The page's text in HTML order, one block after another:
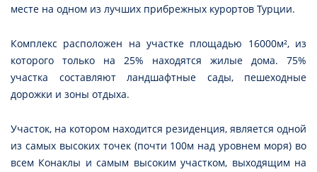
месте на одном из лучших прибрежных курортов Турции.
Комплекс расположен на участке площадью 16000м², из
которого только на 25% находятся жилые дома. 75%
участка составляют ландшафтные сады, пешеходные
дорожки и зоны отдыха.
Участок, на котором находится резиденция, является одной
из самых высоких точек (почти 100м над уровнем моря) во
всем Конаклы и самым высоким участком, выходящим на